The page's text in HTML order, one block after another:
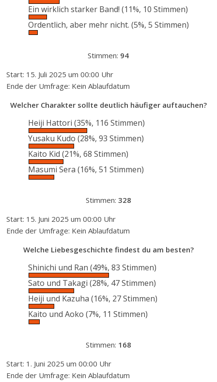
Ein wirklich starker Band!(11%, 10 Stimmen)
Ordentlich, aber mehr nicht.(5%, 5 Stimmen)
Stimmen: 94
Start: 15. Juli 2025 um 00:00 Uhr
Ende der Umfrage: Kein Ablaufdatum
Welcher Charakter sollte deutlich häufiger auftauchen?
Heiji Hattori(35%, 116 Stimmen)
Yusaku Kudo(28%, 93 Stimmen)
Kaito Kid(21%, 68 Stimmen)
Masumi Sera(16%, 51 Stimmen)
Stimmen: 328
Start: 15. Juni 2025 um 00:00 Uhr
Ende der Umfrage: Kein Ablaufdatum
Welche Liebesgeschichte findest du am besten?
Shinichi und Ran(49%, 83 Stimmen)
Sato und Takagi(28%, 47 Stimmen)
Heiji und Kazuha(16%, 27 Stimmen)
Kaito und Aoko(7%, 11 Stimmen)
Stimmen: 168
Start: 1. Juni 2025 um 00:00 Uhr
Ende der Umfrage: Kein Ablaufdatum